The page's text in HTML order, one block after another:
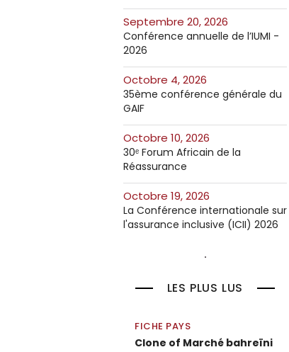
septembre 20, 2026
Conférence annuelle de l’IUMI -
2026
octobre 4, 2026
35ème conférence générale du
GAIF
octobre 10, 2026
30ᵉ Forum Africain de la
Réassurance
octobre 19, 2026
La Conférence internationale sur
l'assurance inclusive (ICII) 2026
LES PLUS LUS
FICHE PAYS
Clone of Marché bahreïni